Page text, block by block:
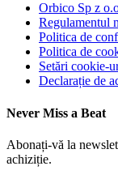
Orbico Sp z
Regulamentul
Politica de
Politica de
Setări cookie-
Declarație de
Never Miss a Beat
Abonați-vă la
achiziție.